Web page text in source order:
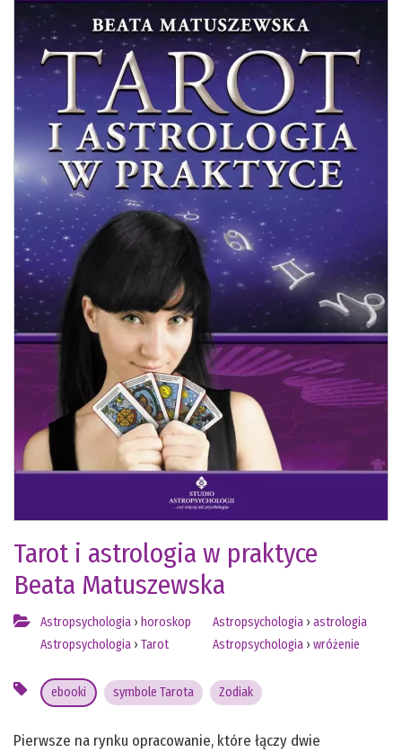
Tarot i astrologia w praktyce
Beata Matuszewska
Astropsychologia › horoskop
Astropsychologia › Tarot
Astropsychologia › astrologia
Astropsychologia › wróżenie
ebooki symbole Tarota Zodiak
Pierwsze na rynku opracowanie, które łączy dwie